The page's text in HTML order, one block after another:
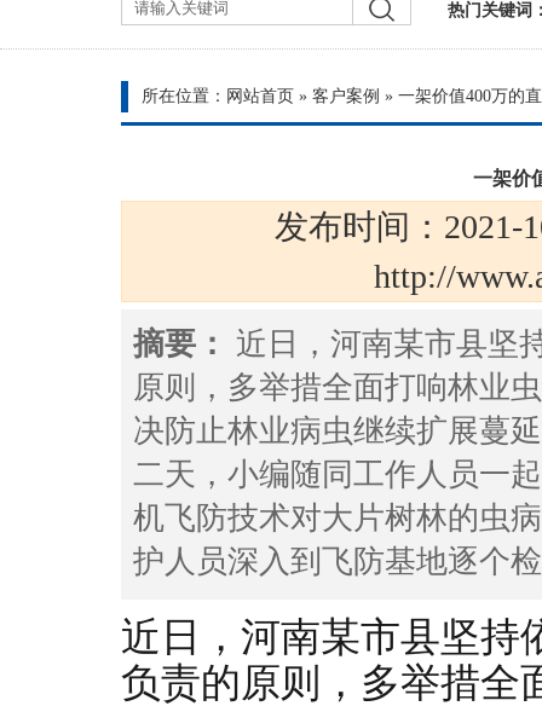
热门关键词
所在位置： 网站首页 » 客户案例 » 一架价值400万的
一架价
发布时间：2021-
http://
摘要： 近日，河南某市县坚
原则，多举措全面打响林业
决防止林业病虫继续扩展蔓
二天，小编随同工作人员一
机飞防技术对大片树林的虫
护人员深入到飞防基地逐个
近日，河南某市县坚持
负责的原则，多举措全